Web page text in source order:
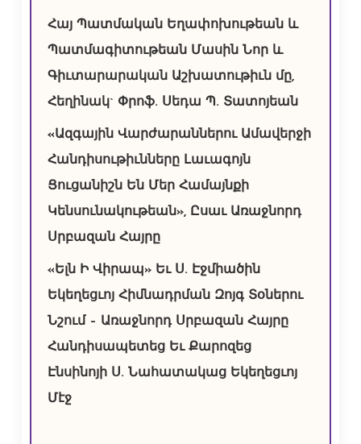
Հայ Պատմական Եղափոխութեան և
Պատմագիտութեան Մասին Նոր և
Գիւտարարական Աշխատութիւն մը,
Հեղինակ` Փրոֆ. Սեդա Պ. Տատոյեան
«Ազգային Վարժարաններու Ամավերջի
Հանդիսութիւնները Լաւագոյն
Ցուցանիշն Են Մեր Համայնքի
Կենսունակութեան», Ըսաւ Առաջնորդ
Սրբազան Հայրը
«Ելն Ի Վիրապ» Եւ Ս. Էջմիածին
Եկեղեցւոյ Հիմնադրման Զոյգ Տօներու
Նշում – Առաջնորդ Սրբազան Հայրը
Հանդիսապետեց Եւ Քարոզեց
Էնսինոյի Ս. Նահատակաց Եկեղեցւոյ
Մէջ